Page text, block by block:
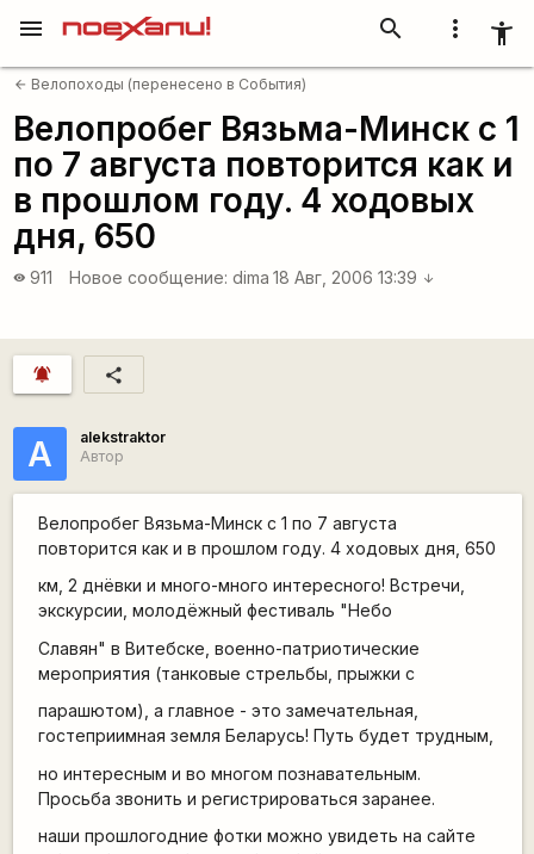
more_vert accessibility_new
search
menu
arrow_back Велопоходы (перенесено в События)
Велопробег Вязьма-Минск с 1
по 7 августа повторится как и
в прошлом году. 4 ходовых
дня, 650
visibility 911 Новое сообщение: dima 18 Авг, 2006 13:39 arrow_downward
notifications_active share
A
alekstraktor
Автор
Велопробег Вязьма-Минск с 1 по 7 августа
повторится как и в прошлом году. 4 ходовых дня, 650
км, 2 днёвки и много-много интересного! Встречи,
экскурсии, молодёжный фестиваль "Небо
Славян" в Витебске, военно-патриотические
мероприятия (танковые стрельбы, прыжки с
парашютом), а главное - это замечательная,
гостеприимная земля Беларусь! Путь будет трудным,
но интересным и во многом познавательным.
Просьба звонить и регистрироваться заранее.
наши прошлогодние фотки можно увидеть на сайте